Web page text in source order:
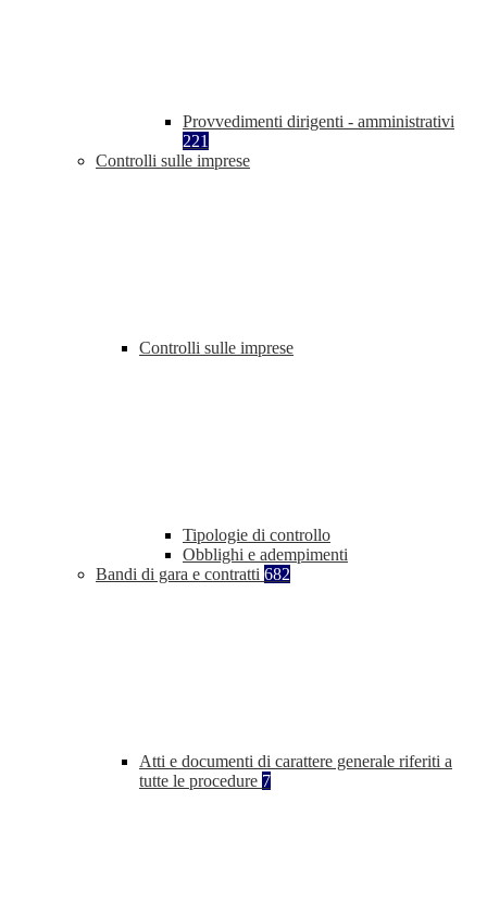
Provvedimenti dirigenti - amministrativi
221
Controlli sulle imprese
Controlli sulle imprese
Tipologie di controllo
Obblighi e adempimenti
Bandi di gara e contratti 682
Atti e documenti di carattere generale riferiti a
tutte le procedure 7